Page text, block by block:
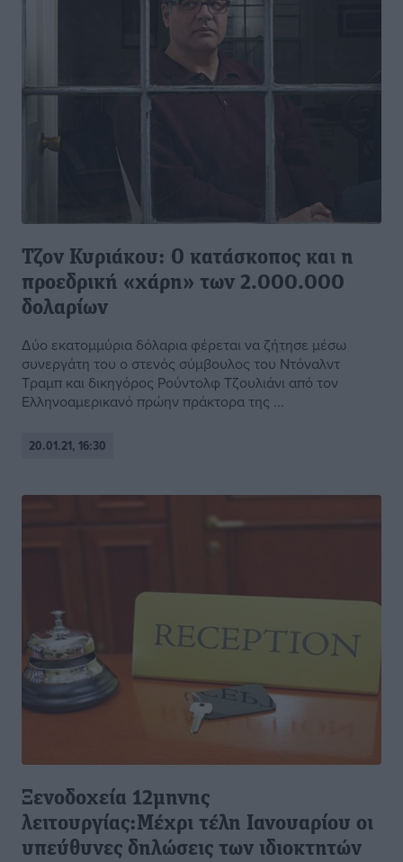
Τζον Κυριάκου: Ο κατάσκοπος και η
προεδρική «χάρη» των 2.000.000
δολαρίων
Δύο εκατομμύρια δόλαρια φέρεται να ζήτησε μέσω
συνεργάτη του ο στενός σύμβουλος του Ντόναλντ
Τραμπ και δικηγόρος Ρούντολφ Τζουλιάνι από τον
Ελληνοαμερικανό πρώην πράκτορα της ...
20.01.21, 16:30
Ξενοδοχεία 12μηνης
λειτουργίας:Μέχρι τέλη Ιανουαρίου οι
υπεύθυνες δηλώσεις των ιδιοκτητών